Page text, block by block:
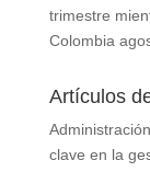
trimestre
Colombia
Artículos
clave en la